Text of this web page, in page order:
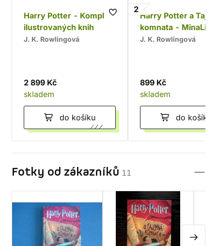
Harry Potter - Komplet
ilustrovaných knih
J. K. Rowlingová
2 899 Kč
skladem
do košíku
2
Harry Potter a
komnata -
J. K. Rowlingová
899 Kč
skladem
do košíku
Fotky od zákazníků 11